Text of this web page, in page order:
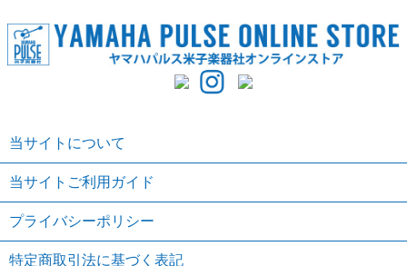
当サイトについて
当サイトご利用ガイド
プライバシーポリシー
特定商取引法に基づく表記